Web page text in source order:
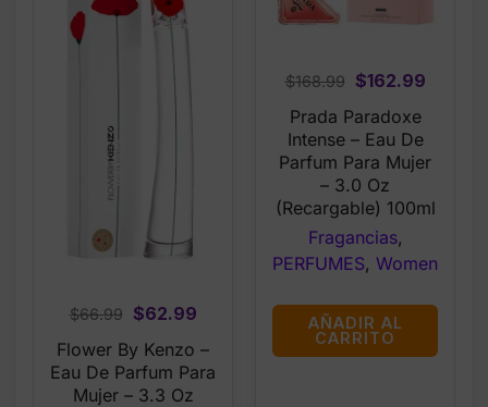
$66.99
Original
price
was:
$66.99.
$62.99Current
is:
Flower By Kenzo –
Eau De Parfum Para
Mujer – 3.3 Oz
$168.99
Original
price
was:
$168.99.
$162.99
Prada Paradoxe
Intense – Eau De
Parfum Para Mujer
– 3.0 Oz
(Recargable) 100ml
Fragancias,
PERFUMES, Women
AÑADIR AL
CARRITO